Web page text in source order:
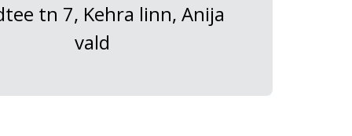
tn 7, Kehra linn, Anija
vald